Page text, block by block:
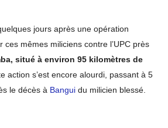
jours après une opération
mêmes miliciens contre l’UPC près
situé à environ 95 kilomètres de
action s’est encore alourdi, passant à 5
le décès à Bangui du milicien blessé.